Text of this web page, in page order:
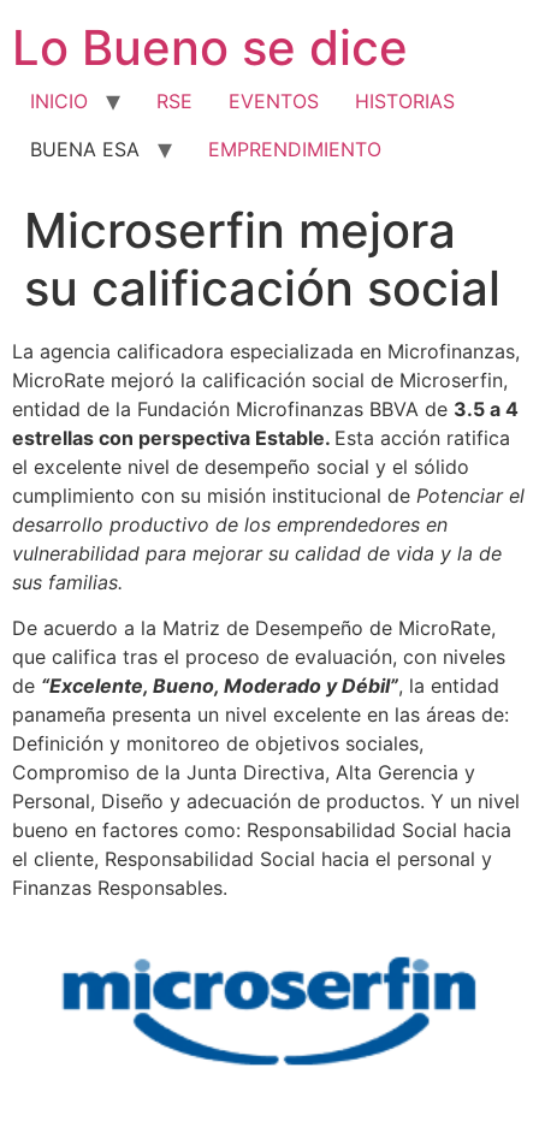
contenido
Lo Bueno se dice
INICIO RSE EVENTOS
HISTORIAS
BUENA ESA
EMPRENDIMIENTO
Microserfin mejora
su calificación social
La agencia calificadora especializada en Microfinanzas,
MicroRate mejoró la calificación social de Microserfin,
entidad de la Fundación Microfinanzas BBVA de 3.5 a 4
estrellas con perspectiva Estable. Esta acción ratifica
el excelente nivel de desempeño social y el sólido
cumplimiento con su misión institucional de Potenciar el
desarrollo productivo de los emprendedores en
vulnerabilidad para mejorar su calidad de vida y la de
sus familias.
De acuerdo a la Matriz de Desempeño de MicroRate,
que califica tras el proceso de evaluación, con niveles
de “Excelente, Bueno, Moderado y Débil”, la entidad
panameña presenta un nivel excelente en las áreas de:
Definición y monitoreo de objetivos sociales,
Compromiso de la Junta Directiva, Alta Gerencia y
Personal, Diseño y adecuación de productos. Y un nivel
bueno en factores como: Responsabilidad Social hacia
el cliente, Responsabilidad Social hacia el personal y
Finanzas Responsables.